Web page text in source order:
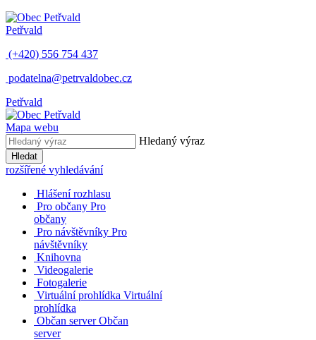
Petřvald
(+420) 556 754 437
podatelna@petrvaldobec.cz
Petřvald
Mapa webu
Hledaný výraz
Hledat
rozšířené vyhledávání
Hlášení rozhlasu
Pro občany Pro
občany
Pro návštěvníky Pro
návštěvníky
Knihovna
Videogalerie
Fotogalerie
Virtuální prohlídka Virtuální
prohlídka
Občan server Občan
server